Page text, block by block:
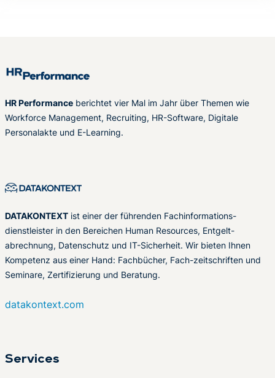
HR Performance berichtet vier Mal im Jahr über Themen wie
Workforce Management, Recruiting, HR-Software, Digitale
Personalakte und E-Learning.
DATAKONTEXT ist einer der führenden Fachinformations-
dienstleister in den Bereichen Human Resources, Entgelt-
abrechnung, Datenschutz und IT-Sicherheit. Wir bieten Ihnen
Kompetenz aus einer Hand: Fachbücher, Fach-zeitschriften und
Seminare, Zertifizierung und Beratung.
datakontext.com
Services